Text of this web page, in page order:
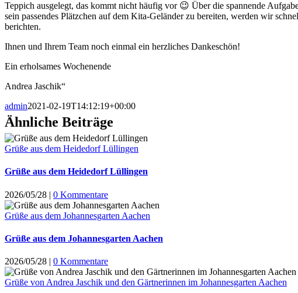
Teppich ausgelegt, das kommt nicht häufig vor 😉 Über die spannende
sein passendes Plätzchen auf dem Kita-Geländer zu bereiten, werden wir
berichten.
Ihnen und Ihrem Team noch einmal ein herzliches Dankeschön!
Ein erholsames Wochenende
Andrea Jaschik“
admin2021-02-19T14:12:19+00:00
Ähnliche Beiträge
Grüße aus dem Heidedorf Lüllingen
Grüße aus dem Heidedorf Lüllingen
2026/05/28 | 0 Kommentare
Grüße aus dem Johannesgarten Aachen
Grüße aus dem Johannesgarten Aachen
2026/05/28 | 0 Kommentare
Grüße von Andrea Jaschik und den Gärtnerinnen im Johannesgarten Aachen